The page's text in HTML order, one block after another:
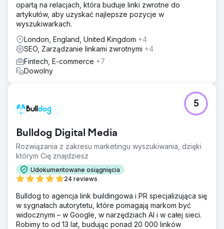
opartą na relacjach, która buduje linki zwrotne do
artykułów, aby uzyskać najlepsze pozycje w
wyszukiwarkach.
London, England, United Kingdom +4
SEO, Zarządzanie linkami zwrotnymi +4
Fintech, E-commerce +7
Dowolny
Bulldog Digital Media
Rozwiązania z zakresu marketingu wyszukiwania, dzięki
którym Cię znajdziesz
Udokumentowane osiągnięcia
24 reviews
5
Bulldog to agencja link buildingowa i PR specjalizująca się
w sygnałach autorytetu, które pomagają markom być
widocznymi – w Google, w narzędziach AI i w całej sieci.
Robimy to od 13 lat, budując ponad 20 000 linków